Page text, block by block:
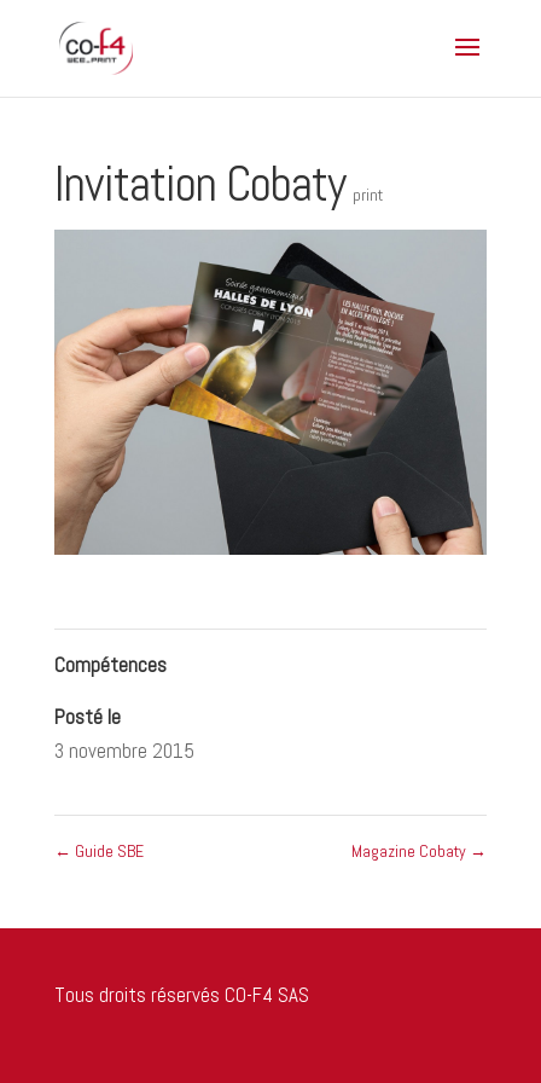
Invitation Cobaty print
Compétences
Posté le
3 novembre 2015
← Guide SBE Magazine Cobaty →
Tous droits réservés CO-F4 SAS